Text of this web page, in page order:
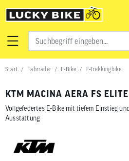
Start Fahrräder E-Bike E-Trekkingbike
KTM MACINA AERA FS
Vollgefedertes E-Bike mit tiefem Einstieg
Ausstattung